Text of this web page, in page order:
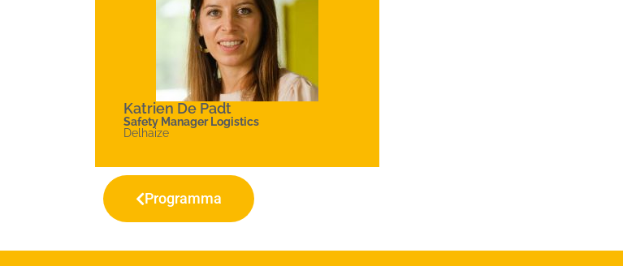
Katrien De Padt
Safety Manager Logistics
Delhaize
Programma